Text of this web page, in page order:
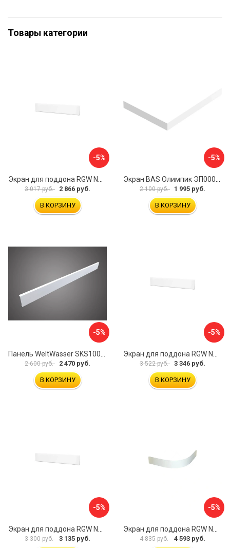
Товары категории
-5%
3 017 руб. 2 866 руб.
В КОРЗИНУ
-5%
2 100 руб. 1 995 руб.
В КОРЗИНУ
-5%
Панель WeltWasser SKS100-WT 10000004396
2 600 руб. 2 470 руб.
В КОРЗИНУ
-5%
Экран для поддона RGW NG-21 03231480-01
3 522 руб. 3 346 руб.
В КОРЗИНУ
-5%
3 300 руб. 3 135 руб.
-5%
4 835 руб. 4 593 руб.